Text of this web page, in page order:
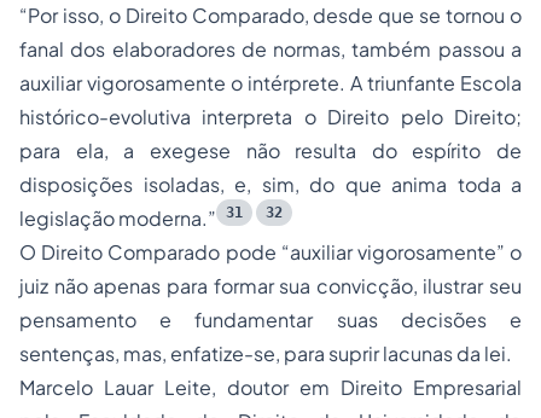
“Por isso, o Direito Comparado, desde que se tornou o
fanal dos elaboradores de normas, também passou a
auxiliar vigorosamente o intérprete. A triunfante Escola
histórico-evolutiva interpreta o Direito pelo Direito;
para ela, a exegese não resulta do espírito de
disposições isoladas, e, sim, do que anima toda a
legislação moderna.”
31 32
O Direito Comparado pode “auxiliar vigorosamente” o
juiz não apenas para formar sua convicção, ilustrar seu
pensamento e fundamentar suas decisões e
sentenças, mas, enfatize-se, para suprir lacunas da lei.
Marcelo Lauar Leite, doutor em Direito Empresarial